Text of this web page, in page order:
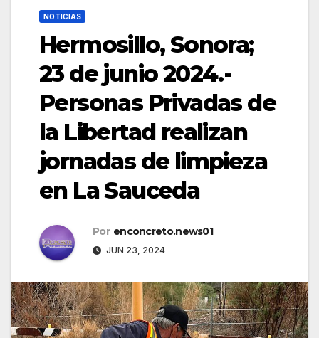
NOTICIAS
Hermosillo, Sonora;
23 de junio 2024.-
Personas Privadas de
la Libertad realizan
jornadas de limpieza
en La Sauceda
Por enconcreto.news01
JUN 23, 2024